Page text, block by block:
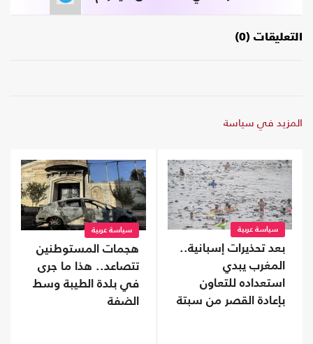
التعليقات (0)
المزيد في سياسة
سياسة عربية
بعد تحذيرات إسبانية..
المغرب يبدي
استعداده للتعاون
بإعادة القصر من سبتة
سياسة عربية
هجمات المستوطنين
تتصاعد.. هذا ما جرى
في بلدة الطيبة وسط
الضفة